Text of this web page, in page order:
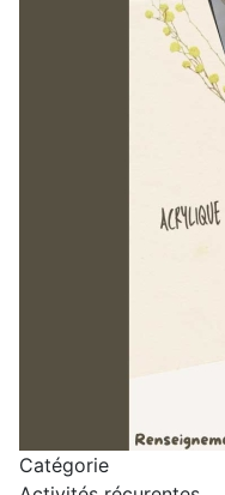
Catégorie